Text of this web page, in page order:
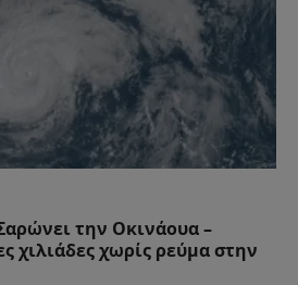
την Οκινάουα –
χιλιάδες χωρίς ρεύμα στην